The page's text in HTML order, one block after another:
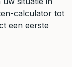
calculator tot
een eerste